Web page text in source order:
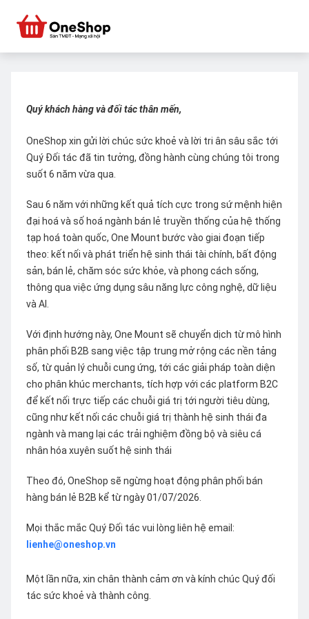
Quý khách hàng và đối tác thân mến,
OneShop xin gửi lời chúc sức khoẻ và lời tri ân sâu sắc tới
Quý Đối tác đã tin tưởng, đồng hành cùng chúng tôi trong
suốt 6 năm vừa qua.
Sau 6 năm với những kết quả tích cực trong sứ mệnh hiện
đại hoá và số hoá ngành bán lẻ truyền thống của hệ thống
tạp hoá toàn quốc, One Mount bước vào giai đoạn tiếp
theo: kết nối và phát triển hệ sinh thái tài chính, bất động
sản, bán lẻ, chăm sóc sức khỏe, và phong cách sống,
thông qua việc ứng dụng sâu năng lực công nghệ, dữ liệu
và AI.
Với định hướng này, One Mount sẽ chuyển dịch từ mô hình
phân phối B2B sang việc tập trung mở rộng các nền tảng
số, từ quản lý chuỗi cung ứng, tới các giải pháp toàn diện
cho phân khúc merchants, tích hợp với các platform B2C
để kết nối trực tiếp các chuỗi giá trị tới người tiêu dùng,
cũng như kết nối các chuỗi giá trị thành hệ sinh thái đa
ngành và mang lại các trải nghiệm đồng bộ và siêu cá
nhân hóa xuyên suốt hệ sinh thái
Theo đó, OneShop sẽ ngừng hoạt động phân phối bán
hàng bán lẻ B2B kể từ ngày 01/07/2026.
Mọi thắc mắc Quý Đối tác vui lòng liên hệ email:
lienhe@oneshop.vn
Một lần nữa, xin chân thành cảm ơn và kính chúc Quý đối
tác sức khoẻ và thành công.